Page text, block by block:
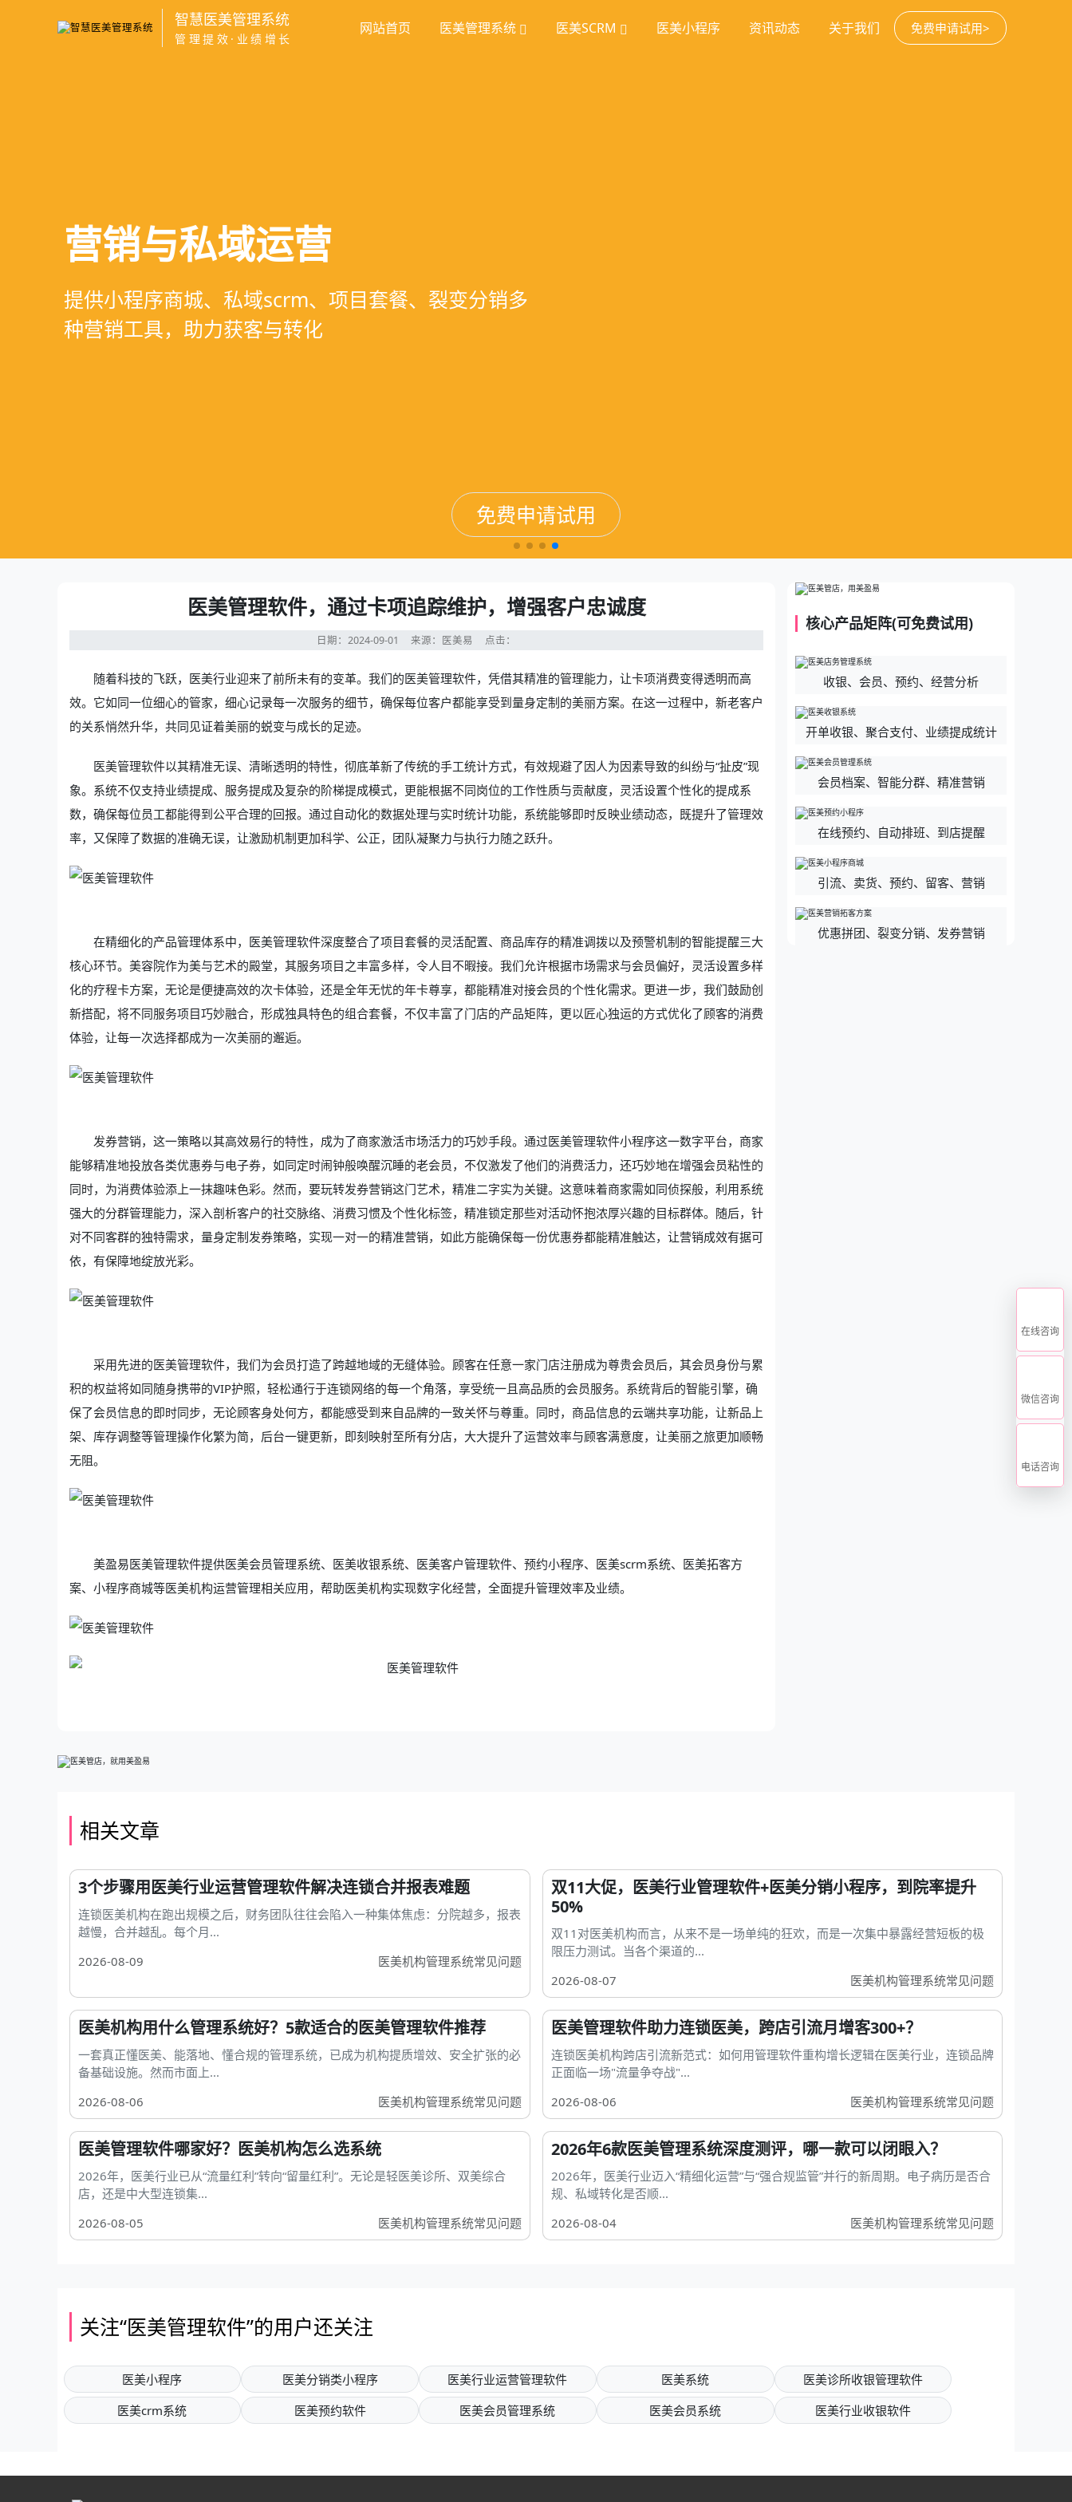
智慧医美管理系统
管理提效·业绩增长
免费申请试用>
网站首页 医美管理系统 医美SCRM 医美小程序 资讯动态 关于我们
医疗资源调度管理
支持电子病历、医生排班、手术室管理、智能预约分
配，科学安排医疗资源
免费申请试用
高净值客户价值挖掘
支持客户分级管理、消费轨迹追踪、个性化方案定
制、实现客户长期价值挖掘
免费申请试用
营销与私域运营
提供小程序商城、私域scrm、项目套餐、裂变分销多
种营销工具，助力获客与转化
免费申请试用
智慧医美管理系统
一站式解决医美机构预约、咨询、手术安排、会员管
理、财务核算全流程管理
免费申请试用
医美管理软件，通过卡项追踪维护，增强客户忠诚度
日期：2024-09-01 来源：医美易 点击：
随着科技的飞跃，医美行业迎来了前所未有的变革。我们的医美管理软件，凭借其精准的管理能力，让卡项消费变得透明而高
效。它如同一位细心的管家，细心记录每一次服务的细节，确保每位客户都能享受到量身定制的美丽方案。在这一过程中，新老客户
的关系悄然升华，共同见证着美丽的蜕变与成长的足迹。
医美管理软件以其精准无误、清晰透明的特性，彻底革新了传统的手工统计方式，有效规避了因人为因素导致的纠纷与“扯皮”现
象。系统不仅支持业绩提成、服务提成及复杂的阶梯提成模式，更能根据不同岗位的工作性质与贡献度，灵活设置个性化的提成系
数，确保每位员工都能得到公平合理的回报。通过自动化的数据处理与实时统计功能，系统能够即时反映业绩动态，既提升了管理效
率，又保障了数据的准确无误，让激励机制更加科学、公正，团队凝聚力与执行力随之跃升。
在精细化的产品管理体系中，医美管理软件深度整合了项目套餐的灵活配置、商品库存的精准调拨以及预警机制的智能提醒三大
核心环节。美容院作为美与艺术的殿堂，其服务项目之丰富多样，令人目不暇接。我们允许根据市场需求与会员偏好，灵活设置多样
化的疗程卡方案，无论是便捷高效的次卡体验，还是全年无忧的年卡尊享，都能精准对接会员的个性化需求。更进一步，我们鼓励创
新搭配，将不同服务项目巧妙融合，形成独具特色的组合套餐，不仅丰富了门店的产品矩阵，更以匠心独运的方式优化了顾客的消费
体验，让每一次选择都成为一次美丽的邂逅。
发券营销，这一策略以其高效易行的特性，成为了商家激活市场活力的巧妙手段。通过医美管理软件小程序这一数字平台，商家
能够精准地投放各类优惠券与电子券，如同定时闹钟般唤醒沉睡的老会员，不仅激发了他们的消费活力，还巧妙地在增强会员粘性的
同时，为消费体验添上一抹趣味色彩。然而，要玩转发券营销这门艺术，精准二字实为关键。这意味着商家需如同侦探般，利用系统
强大的分群管理能力，深入剖析客户的社交脉络、消费习惯及个性化标签，精准锁定那些对活动怀抱浓厚兴趣的目标群体。随后，针
对不同客群的独特需求，量身定制发券策略，实现一对一的精准营销，如此方能确保每一份优惠券都能精准触达，让营销成效有据可
依，有保障地绽放光彩。
采用先进的医美管理软件，我们为会员打造了跨越地域的无缝体验。顾客在任意一家门店注册成为尊贵会员后，其会员身份与累
积的权益将如同随身携带的VIP护照，轻松通行于连锁网络的每一个角落，享受统一且高品质的会员服务。系统背后的智能引擎，确
保了会员信息的即时同步，无论顾客身处何方，都能感受到来自品牌的一致关怀与尊重。同时，商品信息的云端共享功能，让新品上
架、库存调整等管理操作化繁为简，后台一键更新，即刻映射至所有分店，大大提升了运营效率与顾客满意度，让美丽之旅更加顺畅
无阻。
美盈易医美管理软件提供医美会员管理系统、 医美收银系统、 医美客户管理软件、预约小程序、 医美scrm系统、医美拓客方
案、小程序商城等医美机构运营管理相关应用，帮助医美机构实现数字化经营，全面提升管理效率及业绩。
核心产品矩阵(可免费试用)
收银、会员、预约、经营分析
开单收银、聚合支付、业绩提成统计
会员档案、智能分群、精准营销
在线预约、自动排班、到店提醒
引流、卖货、预约、留客、营销
优惠拼团、裂变分销、发券营销
相关文章
3个步骤用医美行业运营管理软件解决连锁合并报表难题
连锁医美机构在跑出规模之后，财务团队往往会陷入一种集体焦虑：分院越多，报表
越慢，合并越乱。每个月...
2026-08-09
医美机构管理系统常见问题
双11大促，医美行业管理软件+医美分销小程序，到院率提升
50%
双11对医美机构而言，从来不是一场单纯的狂欢，而是一次集中暴露经营短板的极
限压力测试。当各个渠道的...
2026-08-07
医美机构管理系统常见问题
医美机构用什么管理系统好？5款适合的医美管理软件推荐
一套真正懂医美、能落地、懂合规的管理系统，已成为机构提质增效、安全扩张的必
备基础设施。然而市面上...
2026-08-06
医美机构管理系统常见问题
医美管理软件助力连锁医美，跨店引流月增客300+？
连锁医美机构跨店引流新范式：如何用管理软件重构增长逻辑在医美行业，连锁品牌
正面临一场"流量争夺战"...
2026-08-06
医美机构管理系统常见问题
医美管理软件哪家好？医美机构怎么选系统
2026年，医美行业已从“流量红利”转向“留量红利”。无论是轻医美诊所、双美综合
店，还是中大型连锁集...
2026-08-05
医美机构管理系统常见问题
2026年6款医美管理系统深度测评，哪一款可以闭眼入？
2026年，医美行业迈入“精细化运营”与“强合规监管”并行的新周期。电子病历是否合
规、私域转化是否顺...
2026-08-04
医美机构管理系统常见问题
关注“医美管理软件”的用户还关注
医美小程序 医美分销类小程序 医美行业运营管理软件 医美系统
医美诊所收银管理软件
医美crm系统
医美预约软件 医美会员管理系统 医美会员系统 医美行业收银软件
在线咨询
微信咨询
电话咨询